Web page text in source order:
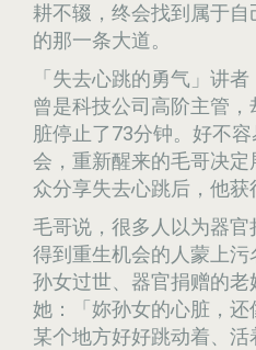
耕不辍，终会找到属于自
的那一条大道。
「失去心跳的勇气」讲
曾是科技公司高阶主管
脏停止了73分钟。好不
会，重新醒来的毛哥决
众分享失去心跳后，他获
毛哥说，很多人以为器
得到重生机会的人蒙上污
孙女过世、器官捐赠的
她：「妳孙女的心脏，
某个地方好好跳动着、